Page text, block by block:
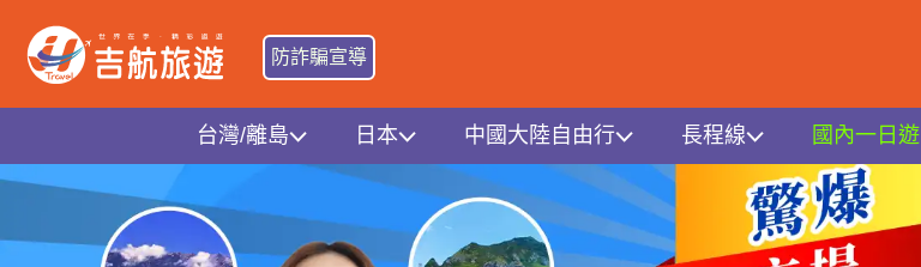
防詐騙宣導
台灣/離島 日本 中國大陸自由行 長程線 國內一日遊